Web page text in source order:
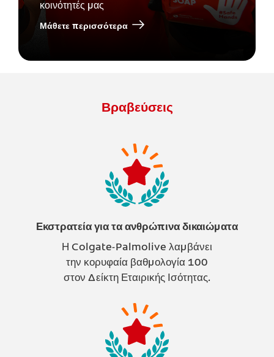
κοινότητές μας
Μάθετε περισσότερα
Βραβεύσεις
Εκστρατεία για τα ανθρώπινα δικαιώματα
Η Colgate-Palmolive λαμβάνει
την κορυφαία βαθμολογία 100
στον Δείκτη Εταιρικής Ισότητας.